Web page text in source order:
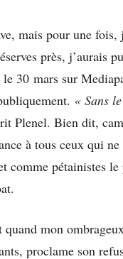
mais pour une fois,
près, j’aurais
30 mars sur
« Sans
Plenel. Bien dit,
à tous ceux qui
comme pétainistes
quand mon
proclame son